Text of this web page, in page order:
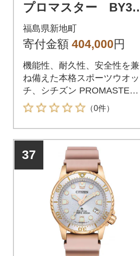
プロマスター BY30
05-56G
福島県新地町
寄付金額 404,000円
機能性、耐久性、安全性を兼
ね備えた本格スポーツウオッ
チ、シチズン PROMASTER
(プロマスター)。世界の果て
の、そのまた先へ。世界を舞
台に活躍する人のためのパイ
ロットウオッチ。プロマスタ
ー「SKYシリーズ」。
（0件）
37